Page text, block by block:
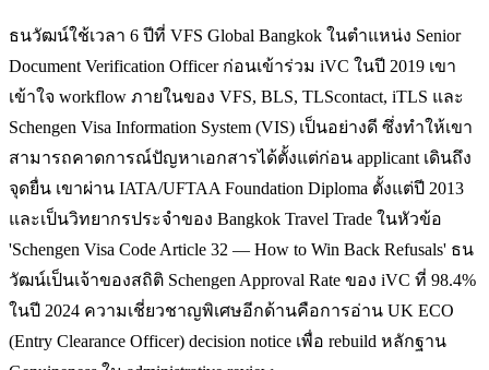
ธนวัฒน์ใช้เวลา 6 ปีที่ VFS Global Bangkok ในตำแหน่ง Senior
Document Verification Officer ก่อนเข้าร่วม iVC ในปี 2019 เขา
เข้าใจ workflow ภายในของ VFS, BLS, TLScontact, iTLS และ
Schengen Visa Information System (VIS) เป็นอย่างดี ซึ่งทำให้เขา
สามารถคาดการณ์ปัญหาเอกสารได้ตั้งแต่ก่อน applicant เดินถึง
จุดยื่น เขาผ่าน IATA/UFTAA Foundation Diploma ตั้งแต่ปี 2013
และเป็นวิทยากรประจำของ Bangkok Travel Trade ในหัวข้อ
'Schengen Visa Code Article 32 — How to Win Back Refusals' ธน
วัฒน์เป็นเจ้าของสถิติ Schengen Approval Rate ของ iVC ที่ 98.4%
ในปี 2024 ความเชี่ยวชาญพิเศษอีกด้านคือการอ่าน UK ECO
(Entry Clearance Officer) decision notice เพื่อ rebuild หลักฐาน